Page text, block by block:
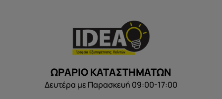
ΩΡΑΡΙΟ ΚΑΤΑΣΤΗΜΑΤΩΝ
Δευτέρα με Παρασκευή 09:00-17:00